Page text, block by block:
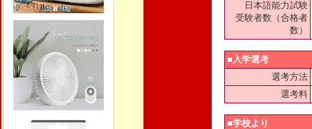
日本語能力試験
受験者数（合格者
数）
■入学選考
選考方法
選考料
■学校より